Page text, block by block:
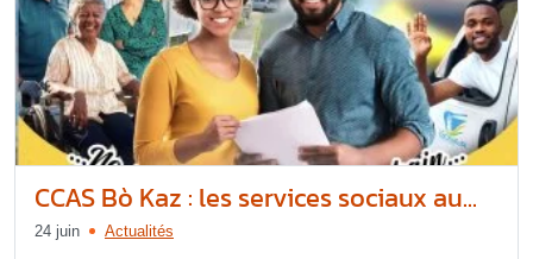
CCAS Bò Kaz : les services sociaux au...
24 juin Actualités